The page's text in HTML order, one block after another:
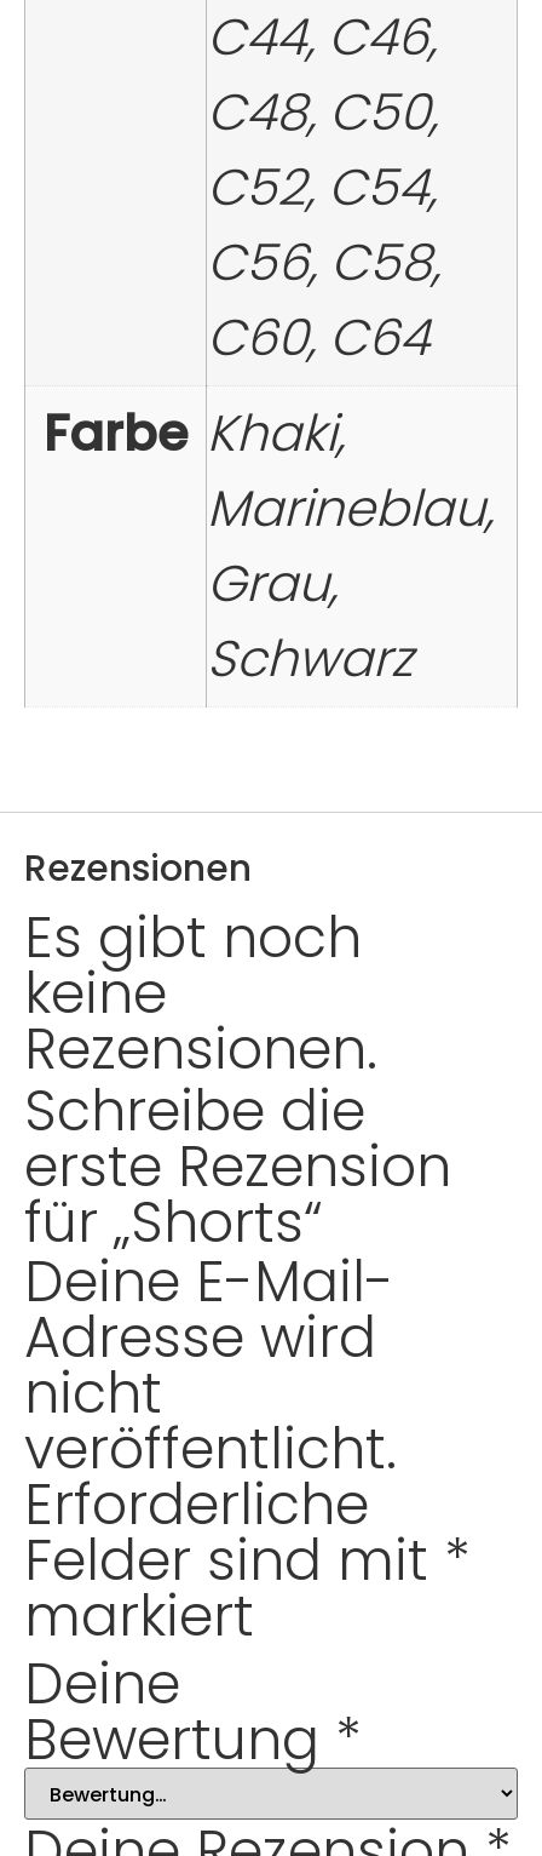
C44, C46,
C48, C50,
C52, C54,
C56, C58,
C60, C64
Farbe Khaki,
Marineblau,
Grau,
Schwarz
Rezensionen
Es gibt noch
keine
Rezensionen.
Schreibe die
erste Rezension
für „Shorts“
Deine E-Mail-
Adresse wird
nicht
veröffentlicht.
Erforderliche
Felder sind mit *
markiert
Deine
Bewertung *